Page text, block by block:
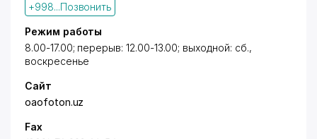
+998...Позвонить
Режим работы
8.00-17.00; перерыв: 12.00-13.00; выходной: сб.,
воскресенье
Сайт
oaofoton.uz
Fax